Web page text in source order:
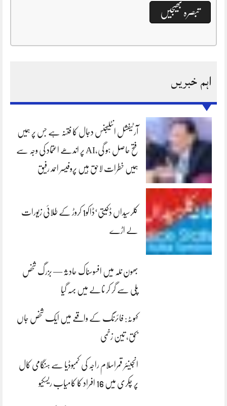
اہم خبریں
آرٹیفشل انٹلیجنس دجال کا فتنہ ہے جس پر ہمیں
فتح حاصل ہو گی،AI پر اندھے اعتماد کی وجہ سے
ہمیں خطرات لاحق ہیں پروفیسر احمد رفیق
کلرسیداں ڈکیتی‘ڈاکو1 کروڑ کے طلائی زیورات
لے اڑے
بھون نلہ میں افسوسناک حادثہ — بزرگ شخص
پلی سے گر کر نالے میں بہہ گیا
کہوٹہ: فائرنگ کے واقعے میں ایک شخص جاں
بحق، تین زخمی
انجینئر قمراسلام راجہ کی کمبوڈیا سے ہنگامی کال
پر چکری میں 16 افراد کا کامیاب ریسکیو